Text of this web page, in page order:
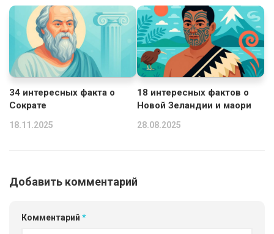
34 интересных факта о
Сократе
18.11.2025
18 интересных фактов о
Новой Зеландии и маори
28.08.2025
Добавить комментарий
Комментарий *